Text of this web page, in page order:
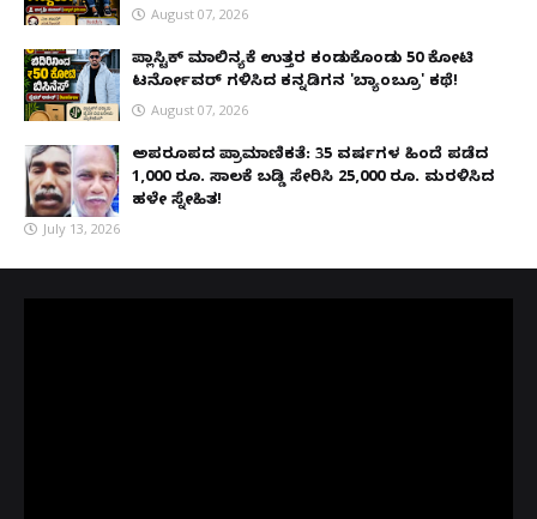
August 07, 2026
ಪ್ಲಾಸ್ಟಿಕ್ ಮಾಲಿನ್ಯಕ್ಕೆ ಉತ್ತರ ಕಂಡುಕೊಂಡು ₹50 ಕೋಟಿ
ಟರ್ನೋವರ್ ಗಳಿಸಿದ ಕನ್ನಡಿಗನ 'ಬ್ಯಾಂಬ್ರೂ' ಕಥೆ!
August 07, 2026
ಅಪರೂಪದ ಪ್ರಾಮಾಣಿಕತೆ: 35 ವರ್ಷಗಳ ಹಿಂದೆ ಪಡೆದ
1,000 ರೂ. ಸಾಲಕ್ಕೆ ಬಡ್ಡಿ ಸೇರಿಸಿ 25,000 ರೂ. ಮರಳಿಸಿದ
ಹಳೇ ಸ್ನೇಹಿತ!
July 13, 2026